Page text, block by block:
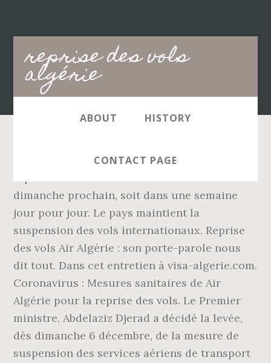
reprise des vols
algérie
Main
navigation
ABOUT HISTORY
CONTACT PAGE
Lors de cette réunion, une date pour la
dimanche prochain, soit dans une semaine
jour pour jour. Le pays maintient la
suspension des vols internationaux. Reprise
des vols Air Algérie : son porte-parole nous
dit tout. Dans cet entretien à visa-algerie.com.
Coronavirus : Mesures sanitaires de Air
Algérie pour la reprise des vols. Le Premier
ministre, Abdelaziz Djerad a décidé la levée,
dès dimanche 6 décembre, de la mesure de
suspension des services aériens de transport